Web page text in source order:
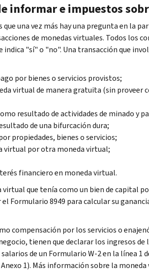
informar e impuestos
una vez más hay una pregunta en la
de monedas virtuales. Todos los
"sí" o "no". Una transacción que
por bienes o servicios provistos;
virtual de manera gratuita (sin proveer
resultado de actividades de minado y
de una bifurcación dura;
propiedades, bienes o servicios;
virtual por otra moneda virtual;
financiero en moneda virtual.
virtual que tenía como un bien de capital
Formulario 8949 para calcular su
compensación por los servicios o
tienen que declarar los ingresos
de un Formulario W-2 en la línea 1
1). Más información sobre la